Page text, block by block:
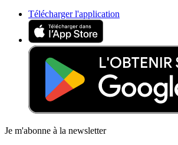
Télécharger l'application
Je m'abonne à la newsletter